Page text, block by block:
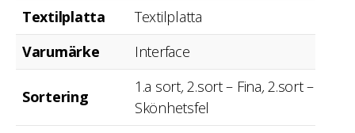
Textilplatta
Textilplatta
Varumärke
Interface
Sortering
1.a sort,2.sort – Fina,2.sort –
Skönhetsfel